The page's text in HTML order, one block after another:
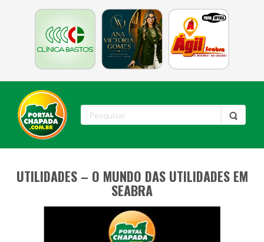
UTILIDADES – O MUNDO DAS UTILIDADES EM
SEABRA